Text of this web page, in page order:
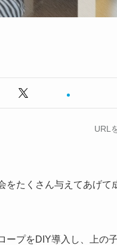
URL
をたくさん与えてあげて
ープをDIY導入し、上の